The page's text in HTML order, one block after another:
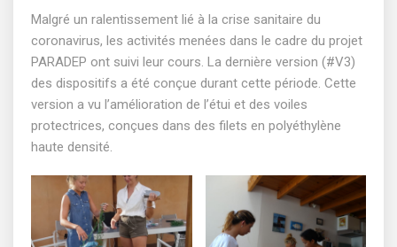
Malgré un ralentissement lié à la crise sanitaire du
coronavirus, les activités menées dans le cadre du projet
PARADEP ont suivi leur cours. La dernière version (#V3)
des dispositifs a été conçue durant cette période. Cette
version a vu l’amélioration de l’étui et des voiles
protectrices, conçues dans des filets en polyéthylène
haute densité.